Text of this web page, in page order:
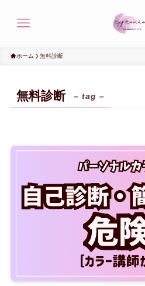
ホーム 無料診断
無料診断 – tag –